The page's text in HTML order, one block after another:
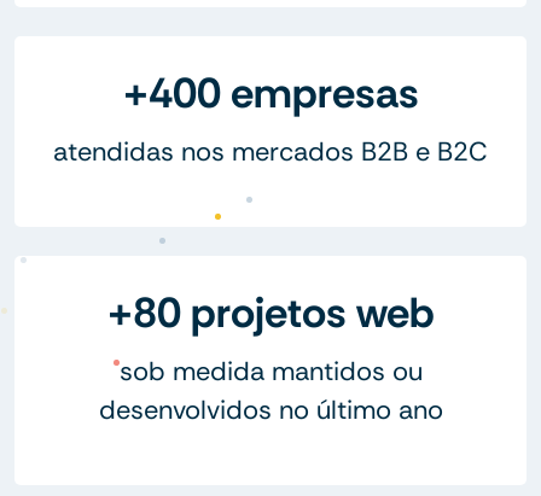
+400 empresas
atendidas nos mercados B2B e B2C
+80 projetos web
sob medida mantidos ou
desenvolvidos no último ano